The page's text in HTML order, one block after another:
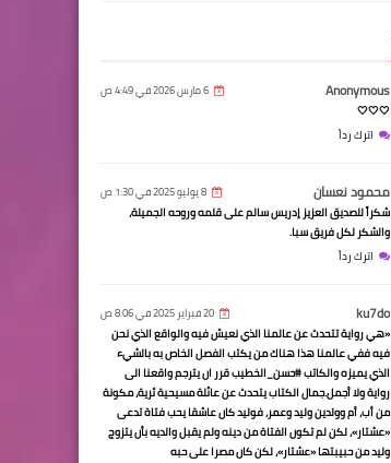
Anonymous 6 مارس 2026 في 4:49 ص
🤍🤍🤍
اترك رداً
محمود نعسان 8 يوليو 2025 في 1:30 ص
شكراً للصديق العزيز إدريس سالم على قلمه وروحه الجميلة،
والشكر لكل فريق سبا.
اترك رداً
ku7do 20 فبراير 2025 في 8:06 ص
«هي رواية تتحدث عن عالمنا الذي نعيش فيه والواقع الذي نحن
فيه ففي عالمنا هذا هناك من يكتب الفصل الخاص به بالشيء
الذي يميزه والكاتب #حسن_الخطيب قرر ان يترجم واقعنا الى
رواية ولا أجمل.جمال الكتاب يتحدث عن عائلة مسيحية ثرية، مكونة
من أب، أم وولدين وليد وعمر، فوليد كان عاشقا يحب فتاة تدعى
«عشتار»، لكن لم تكون الفتاة من دينه ولم يقبل والديه بأن يتزوج
وليد من حبيبتها «عشتار»، لكن كان مصرا على حبه